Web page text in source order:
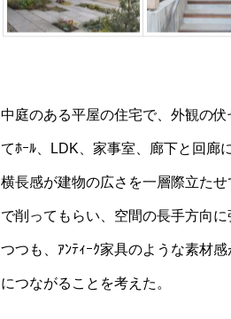
中庭のある平屋の住宅で、外観の
てﾎｰﾙ、LDK、家事室、廊下と回廊
横長感が建物の広さを一層際立た
で削ってもらい、空間の長手方向
つつも、ｱﾝﾃｨｰｸ家具のような素材
につながることを考えた。